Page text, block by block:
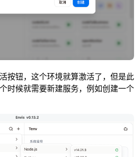
按钮，这个环境就算激活了，但是此
时候就需要新建服务，例如创建一个